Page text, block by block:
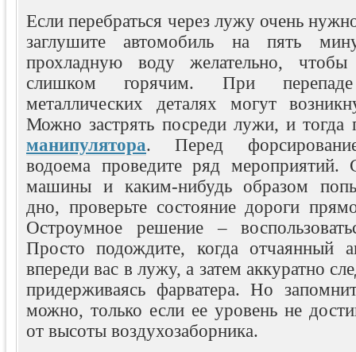
Если перебраться через лужу очень
заглушите автомобиль на пять
прохладную воду желательно,
слишком горячим. При
металлических деталях могут
Можно застрять посреди лужи, и тогда
манипулятора. Перед
водоема проведите ряд мероприятий.
машины и каким-нибудь образом
дно, проверьте состояние дороги
Остроумное решение –
Просто подождите, когда отчаянный
впереди вас в лужу, а затем аккуратно
придерживаясь фарватера. Но
можно, только если ее уровень не
от высоты воздухозаборника.